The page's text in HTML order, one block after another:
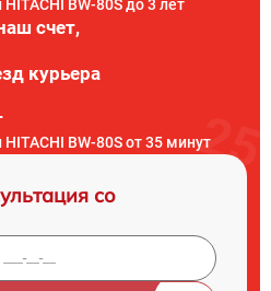
BW-80S до 3 лет
счет,
курьера
BW-80S от 35 минут
со